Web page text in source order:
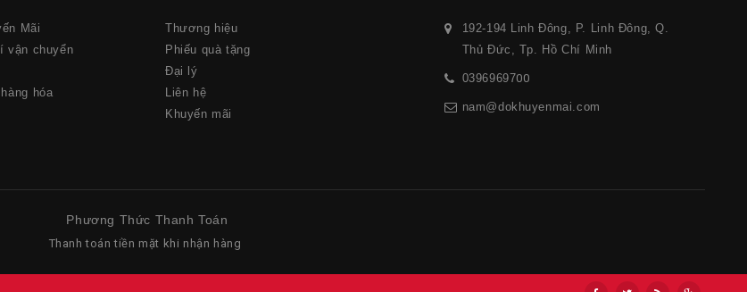
Mãi
vận chuyển
hóa
Thương hiệu
Phiếu quà tặng
Đại lý
Liên hệ
Khuyến mãi
192-194 Linh Đông, P. Linh Đông, Q.
Thủ Đức, Tp. Hồ Chí Minh
0396969700
nam@dokhuyenmai.com
Phương Thức Thanh Toán
Thanh toán tiền mặt khi nhận hàng